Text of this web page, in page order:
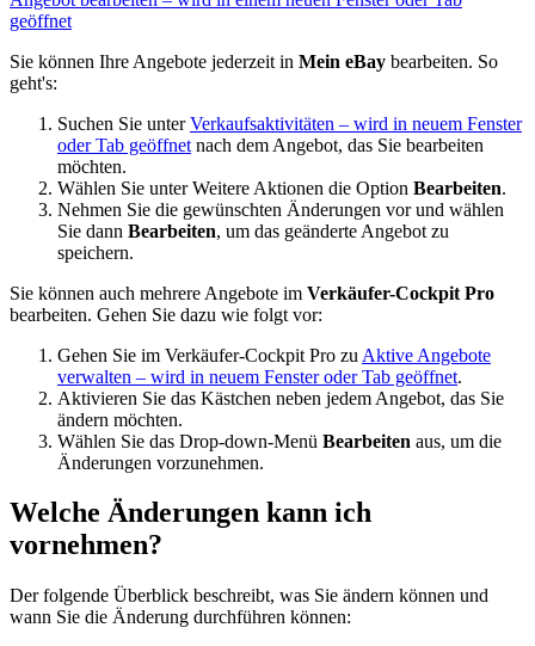
geöffnet
Sie können Ihre Angebote jederzeit in Mein eBay bearbeiten. So
geht's:
Suchen Sie unterVerkaufsaktivitäten – wird in neuem Fenster
oder Tab geöffnet nach dem Angebot, das Sie bearbeiten
möchten.
Wählen Sie unter Weitere Aktionen die Option Bearbeiten.
Nehmen Sie die gewünschten Änderungen vor und wählen
Sie dann Bearbeiten, um das geänderte Angebot zu
speichern.
Sie können auch mehrere Angebote im Verkäufer-Cockpit Pro
bearbeiten. Gehen Sie dazu wie folgt vor:
Gehen Sie im Verkäufer-Cockpit Pro zu Aktive Angebote
verwalten – wird in neuem Fenster oder Tab geöffnet.
Aktivieren Sie das Kästchen neben jedem Angebot, das Sie
ändern möchten.
Wählen Sie das Drop-down-Menü Bearbeiten aus, um die
Änderungen vorzunehmen.
Welche Änderungen kann ich
vornehmen?
Der folgende Überblick beschreibt, was Sie ändern können und
wann Sie die Änderung durchführen können: